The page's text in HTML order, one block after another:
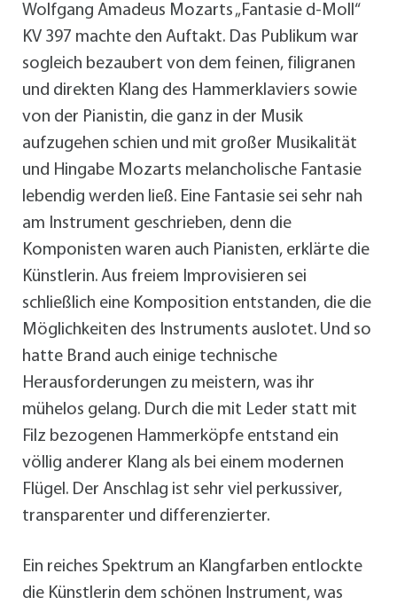
Wolfgang Amadeus Mozarts „Fantasie d-Moll“
KV 397 machte den Auftakt. Das Publikum war
sogleich bezaubert von dem feinen, filigranen
und direkten Klang des Hammerklaviers sowie
von der Pianistin, die ganz in der Musik
aufzugehen schien und mit großer Musikalität
und Hingabe Mozarts melancholische Fantasie
lebendig werden ließ. Eine Fantasie sei sehr nah
am Instrument geschrieben, denn die
Komponisten waren auch Pianisten, erklärte die
Künstlerin. Aus freiem Improvisieren sei
schließlich eine Komposition entstanden, die die
Möglichkeiten des Instruments auslotet. Und so
hatte Brand auch einige technische
Herausforderungen zu meistern, was ihr
mühelos gelang. Durch die mit Leder statt mit
Filz bezogenen Hammerköpfe entstand ein
völlig anderer Klang als bei einem modernen
Flügel. Der Anschlag ist sehr viel perkussiver,
transparenter und differenzierter.
Ein reiches Spektrum an Klangfarben entlockte
die Künstlerin dem schönen Instrument, was